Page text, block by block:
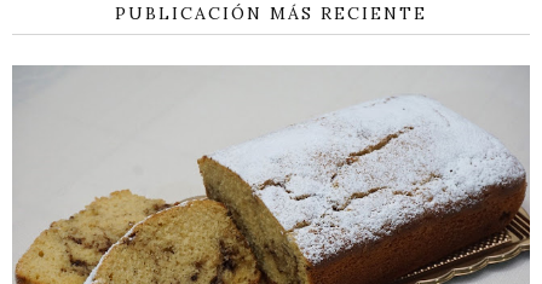
PUBLICACIÓN MÁS RECIENTE